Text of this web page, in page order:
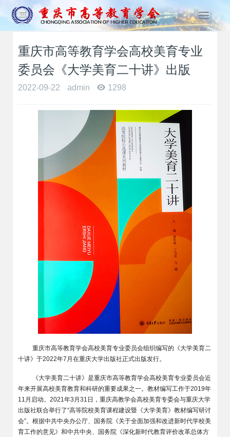
T
o
重庆市高等教育学会高校美育专业
委员会《大学美育二十讲》出版
2022-09-22 admin 1298
重庆市高等教育学会高校美育专业委员会组织编写的《大学美育二
十讲》于2022年7月在重庆大学出版社正式出版发行。
《大学美育二十讲》是重庆市高等教育学会高校美育专业委员会近
年来开展高校美育教育和科研的重要成果之一。教材编写工作于2019年
11月启动。2021年3月31日，重庆高教学会高校美育专委会与重庆大学
出版社联合举行了“高等院校美育课程建设暨《大学美育》教材编写研讨
会”。 根据中共中央办公厅、国务院《关于全面加强和改进新时代学校美
育工作的意见》和中共中央、国务院《深化新时代教育评价改革总体方